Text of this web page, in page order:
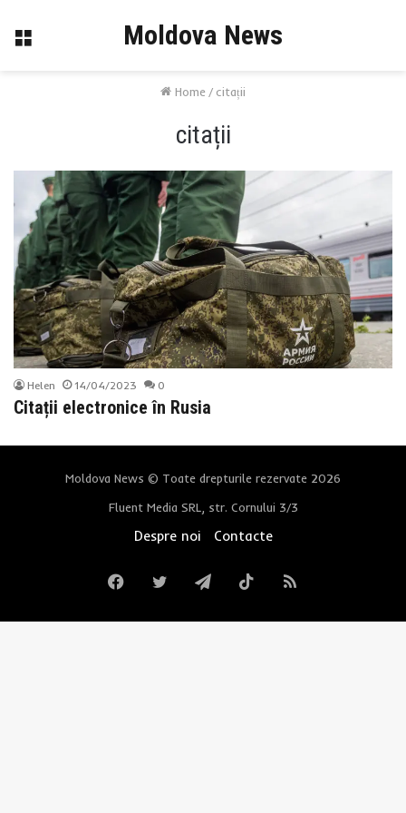
Menu Moldova News
Home / citații
citații
Helen 14/04/2023 0
Citații electronice în Rusia
Moldova News © Toate drepturile rezervate 2026
Fluent Media SRL, str. Cornului 3/3
Despre noi Contacte
FacebookTwitterTelegramTikTokRSS